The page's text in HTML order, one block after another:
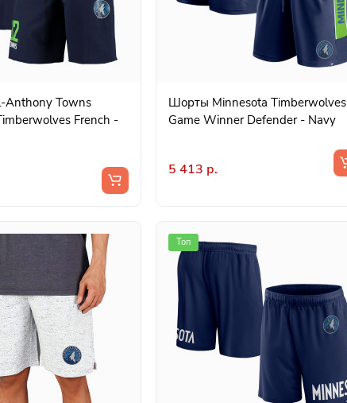
Towns
French -
Шорты Minnesota Timberwolves
Game Winner Defender - Navy
5 413 р.
Топ